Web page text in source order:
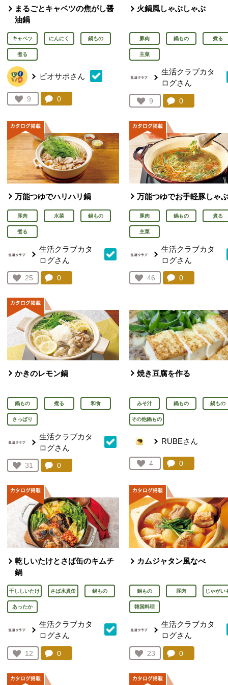
まるごとキャベツの焦がし醤
油鍋
キャベツ にんにく 鍋もの
煮る
ビオサポさん
お気に入り登録：
9
人が登録
コメント：
0
火鍋風しゃぶしゃぶ
豚肉 鍋もの 煮る
主菜
生活クラブカタ
ログさん
お気に入り登録：
9
人が登録
コメント：
0件。コメント
万能つゆでハリハリ鍋
豚肉 水菜 鍋もの
煮る
生活クラブカタ
ログさん
お気に入り登録：
25
人が登録
コメント：
0
万能つゆでお手軽豚しゃぶ
豚肉 鍋もの 煮る
主菜
生活クラブカタ
ログさん
お気に入り登録：
46
人が登録
コメント：
0件。コメント
かきのレモン鍋
鍋もの 煮る 和食
さっぱり
生活クラブカタ
ログさん
お気に入り登録：
31
人が登録
コメント：
0
焼き豆腐を作る
みそ汁 鍋もの 鍋もの
その他鍋もの
RUBEさん
お気に入り登録：
4
人が登録
コメント：
0件。コメント
乾しいたけとさば缶のキムチ
鍋
干ししいたけ さば水煮缶 鍋もの
あったか
生活クラブカタ
ログさん
お気に入り登録：
12
人が登録
コメント：
0
カムジャタン風なべ
鍋もの 豚肉 じゃがい
韓国料理
生活クラブカタ
ログさん
お気に入り登録：
23
人が登録
コメント：
0件。コメント